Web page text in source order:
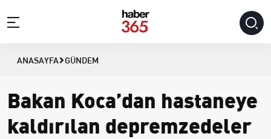
ANASAYFA GÜNDEM
Bakan Koca’dan hastaneye
kaldırılan depremzedeler